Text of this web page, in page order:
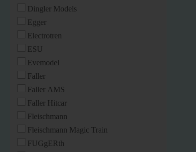
Dingler Models
Egger
Electrotren
ESU
Evemodel
Faller
Faller AMS
Faller Hitcar
Fleischmann
Fleischmann Magic Train
FUGgERth